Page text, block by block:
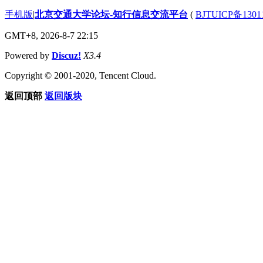
手机版|北京交通大学论坛-知行信息交流平台 ( BJTUICP备
GMT+8, 2026-8-7 22:15
Powered by Discuz! X3.4
Copyright © 2001-2020, Tencent Cloud.
返回顶部 返回版块